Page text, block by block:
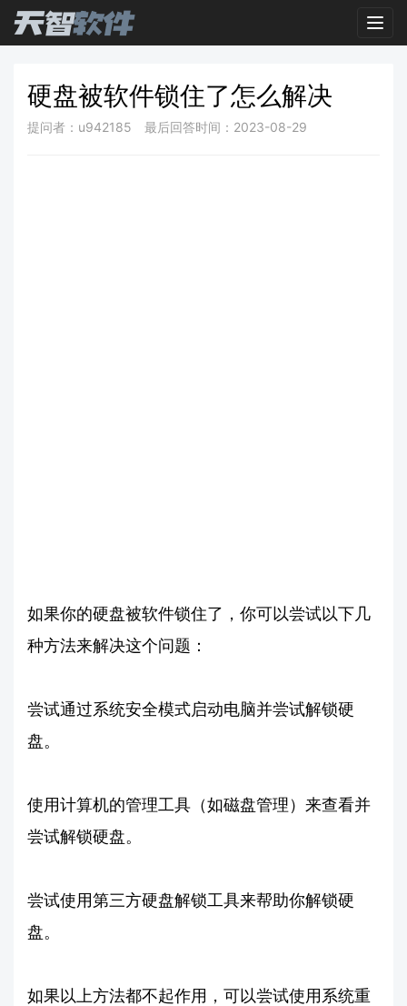
硬盘被软件锁住了怎么解决
提问者：u942185 最后回答时间：2023-08-29
如果你的硬盘被软件锁住了，你可以尝试以下几
种方法来解决这个问题：
尝试通过系统安全模式启动电脑并尝试解锁硬
盘。
使用计算机的管理工具（如磁盘管理）来查看并
尝试解锁硬盘。
尝试使用第三方硬盘解锁工具来帮助你解锁硬
盘。
如果以上方法都不起作用，可以尝试使用系统重